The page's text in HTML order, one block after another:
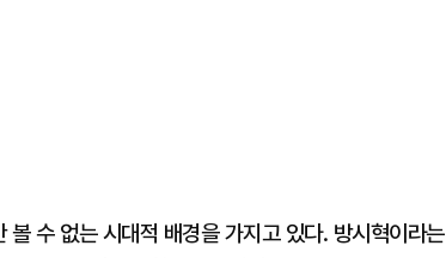
수 없는 시대적 배경을 가지고 있다. 방시혁이라는